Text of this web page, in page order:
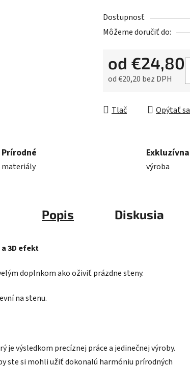
Dostupnosť
Môžeme doručiť do:
od €24,80
od€20,20 bez DPH
Tlač Opýtať sa
Prírodné
materiály
Exkluzívna
výroba
Popis Diskusia
3D efekt
doplnkom ako oživiť prázdne steny.
na stenu.
je výsledkom precíznej práce a jedinečnej výroby.
ste si mohli užiť dokonalú harmóniu prírodných